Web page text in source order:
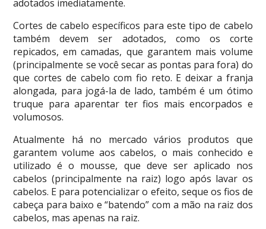
adotados imediatamente.
Cortes de cabelo específicos para este tipo de cabelo
também devem ser adotados, como os corte
repicados, em camadas, que garantem mais volume
(principalmente se você secar as pontas para fora) do
que cortes de cabelo com fio reto. E deixar a franja
alongada, para jogá-la de lado, também é um ótimo
truque para aparentar ter fios mais encorpados e
volumosos.
Atualmente há no mercado vários produtos que
garantem volume aos cabelos, o mais conhecido e
utilizado é o mousse, que deve ser aplicado nos
cabelos (principalmente na raiz) logo após lavar os
cabelos. E para potencializar o efeito, seque os fios de
cabeça para baixo e “batendo” com a mão na raiz dos
cabelos, mas apenas na raiz.